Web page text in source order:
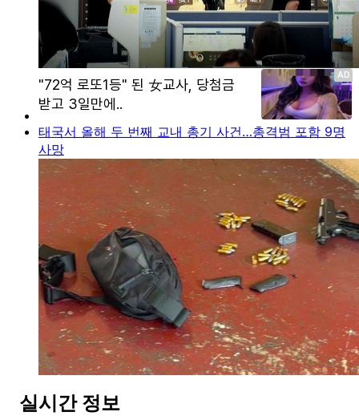
태국서 올해 두 번째 교내 총기 사건…총격범 포함 9명
사망
실시간 정보